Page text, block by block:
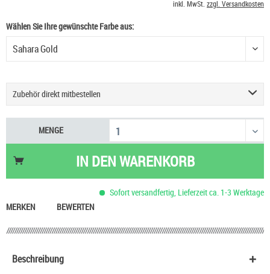
inkl. MwSt. zzgl. Versandkosten
Wählen Sie Ihre gewünschte Farbe aus:
Zubehör direkt mitbestellen
UWELL Caliburn GPP Alpha Pod
11,90 €
UWELL Caliburn G3 Ersatzpod
13,90 €
ELFLIQ Nikotinsalz Liquid - Alle Sorten
8,70 €
MENGE
IN DENWARENKORB
Sofort versandfertig, Lieferzeit ca. 1-3 Werktage
MERKEN
BEWERTEN
Beschreibung